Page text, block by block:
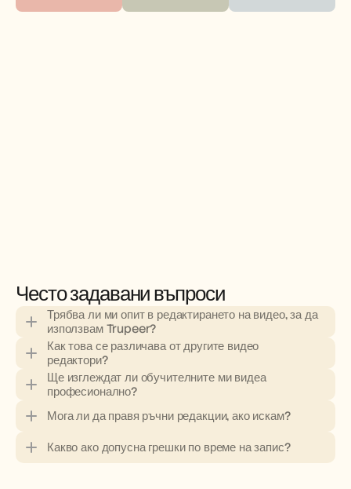
Често задавани въпроси
Трябва ли ми опит в редактирането на видео, за да
използвам Trupeer?
Как това се различава от другите видео
редактори?
Ще изглеждат ли обучителните ми видеа
професионално?
Мога ли да правя ръчни редакции, ако искам?
Какво ако допусна грешки по време на запис?